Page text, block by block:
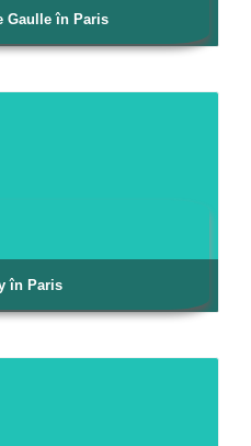
Gaulle în Paris
în Paris